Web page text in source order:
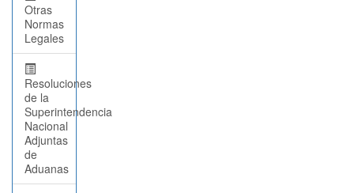
Otras
Normas
Legales
Resoluciones
de la
Superintendencia
Nacional
Adjuntas
de
Aduanas